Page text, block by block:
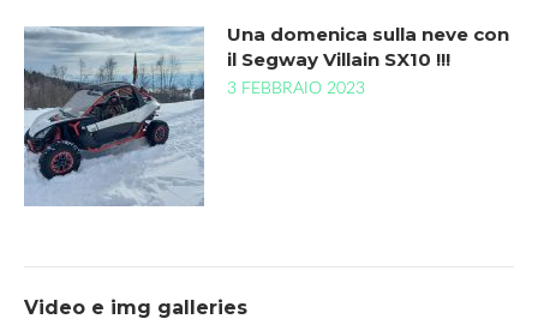
Una domenica sulla neve con
il Segway Villain SX10 !!!
3 FEBBRAIO 2023
Video e img galleries